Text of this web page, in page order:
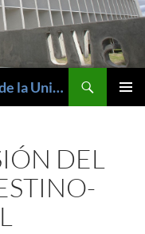
UVaINVESTIGA-Consejo Social de la Universidad de Valladolid
DEL